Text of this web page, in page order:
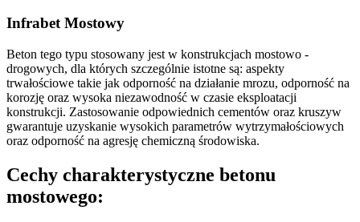
Infrabet Mostowy
Beton tego typu stosowany jest w konstrukcjach mostowo -
drogowych, dla których szczególnie istotne są: aspekty
trwałościowe takie jak odporność na działanie mrozu, odporność na
korozję oraz wysoka niezawodność w czasie eksploatacji
konstrukcji. Zastosowanie odpowiednich cementów oraz kruszyw
gwarantuje uzyskanie wysokich parametrów wytrzymałościowych
oraz odporność na agresję chemiczną środowiska.
Cechy charakterystyczne betonu
mostowego: